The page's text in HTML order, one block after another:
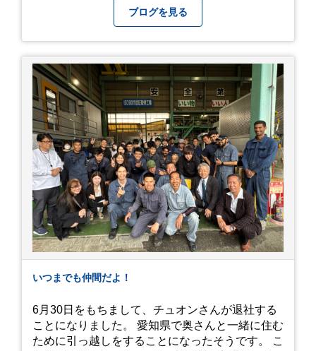
め尽くす「あじさい」 服部農園あじさい屋敷の魅
力は、なんといってもそのスケール感。約18,000
平方メートルの広大な敷地に、なんと250種類以
上・約20,000株ものアジサイが植えられていま
す。 山肌を埋め尽くすように咲き誇るブルー、ピ
ンク、紫のアジサイは圧巻の一言。 歩道が整備さ
れているので、アジサイの中に囲まれるような感
覚で散策を楽しめます。 写真好きにはたまらない
「フォトジェニック」な景色 あじさい屋敷は、ど
こを切り取っても絵になる場所ばかり。 高い場所
からの眺望: 敷地が高い位置にあるため、あじさ
い越しに広がる茂原の景色を一望できます。 小道
での撮影: アジサイの小道を歩いている後ろ姿
は、とても幻想的で素敵な写真になりますよ。 梅
雨の季節特有の「しっとりと濡れたアジサイ」も
素敵ですし、晴れた日の「キラキラした光を浴び
たアジサイ」も最高です。ぜひカメラを持って出
やすい靴で: 山の斜面を利用した農園ですので、
歩き慣れた靴で行くのが安心です。 雨対策: 雨上
がりは足元が少し滑りやすくなることがありま
ブログを見る
いつまでも仲間だよ！
6月30日をもちまして、チュオンさんが退社する
ことになりました。 愛知県で奥さんと一緒に住む
ために引っ越しをすることになったそうです。 こ